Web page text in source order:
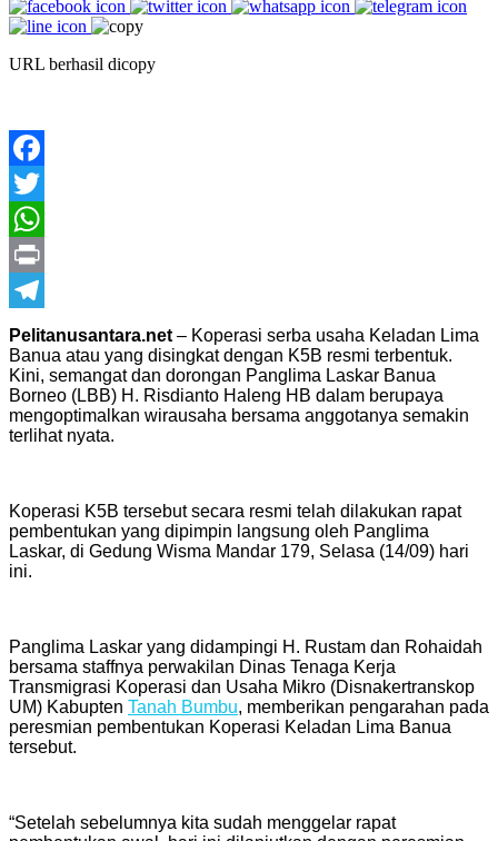
URL berhasil dicopy
Facebook
Twitter
WhatsApp
Print
Telegram
Pelitanusantara.net – Koperasi serba usaha Keladan Lima
Banua atau yang disingkat dengan K5B resmi terbentuk.
Kini, semangat dan dorongan Panglima Laskar Banua
Borneo (LBB) H. Risdianto Haleng HB dalam berupaya
mengoptimalkan wirausaha bersama anggotanya semakin
terlihat nyata.
Koperasi K5B tersebut secara resmi telah dilakukan rapat
pembentukan yang dipimpin langsung oleh Panglima
Laskar, di Gedung Wisma Mandar 179, Selasa (14/09) hari
ini.
Panglima Laskar yang didampingi H. Rustam dan Rohaidah
bersama staffnya perwakilan Dinas Tenaga Kerja
Transmigrasi Koperasi dan Usaha Mikro (Disnakertranskop
UM) Kabupten Tanah Bumbu, memberikan pengarahan pada
peresmian pembentukan Koperasi Keladan Lima Banua
tersebut.
“Setelah sebelumnya kita sudah menggelar rapat